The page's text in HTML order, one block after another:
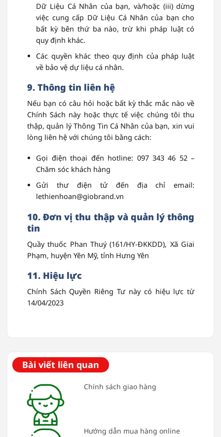
Dữ Liệu Cá Nhân của bạn, và/hoặc (iii) dừng
việc cung cấp Dữ Liệu Cá Nhân của bạn cho
bất kỳ bên thứ ba nào, trừ khi pháp luật có
quy định khác.
Các quyền khác theo quy định của pháp luật
về bảo vệ dự liệu cá nhân.
9. Thông tin liên hệ
Nếu bạn có câu hỏi hoặc bất kỳ thắc mắc nào về
Chính Sách này hoặc thực tế việc chúng tôi thu
thập, quản lý Thông Tin Cá Nhân của bạn, xin vui
lòng liên hệ với chúng tôi bằng cách:
Gọi điện thoại đến hotline: 097 343 46 52–
Chăm sóc khách hàng
Gửi thư điện tử đến địa chỉ email:
lethienhoan@giobrand.vn
10. Đơn vị thu thập và quản lý thông
tin
Quầy thuốc Phan Thuý (161/HY-ĐKKDD), Xã Giai
Phạm, huyện Yên Mỹ, tỉnh Hưng Yên
11. Hiệu lực
Chính Sách Quyền Riêng Tư này có hiệu lực từ
14/04/2023
Bài viết liên quan
Chính sách giao hàng
Hướng dẫn mua hàng online